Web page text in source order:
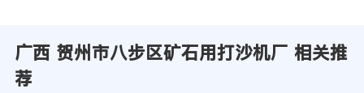
广西 贺州市八步区矿石用打沙机厂 相关推
荐